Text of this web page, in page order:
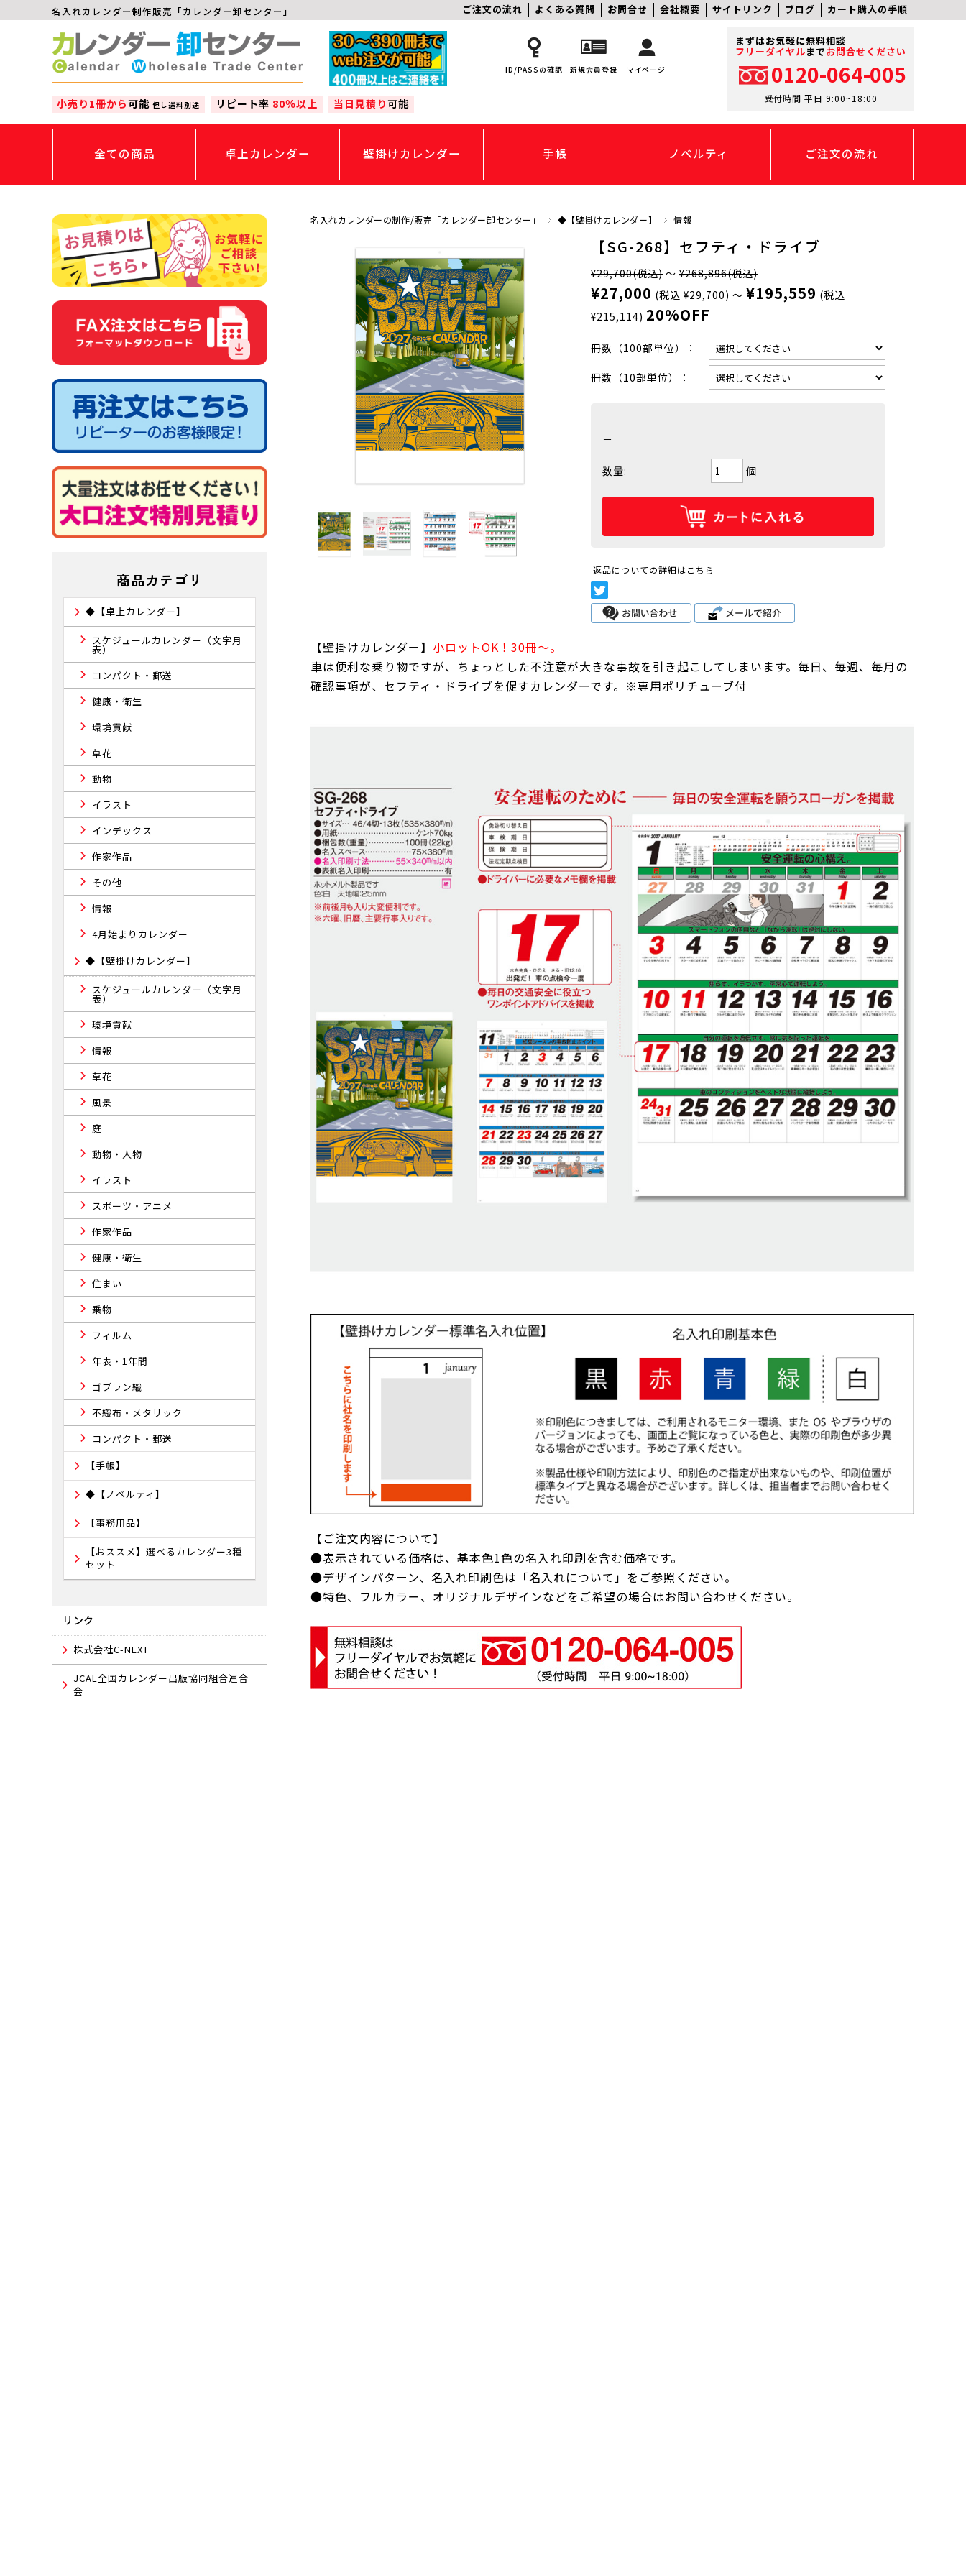
名入れカレンダー制作販売「カレンダー卸センター」 ご注文の流れ よくある質問 お問合せ 会社概要 サイトリンク ブログ カート購入の手順
小売り1冊から可能 但し送料別途 リピート率 80％以上 当日見積り可能
ID/PASSの確認 新規会員登録 マイページ
まずはお気軽に無料相談
フリーダイヤルまでお問合せください
0120-064-005
受付時間 平日 9:00~18:00
全ての商品 卓上カレンダー 壁掛けカレンダー 手帳 ノベルティ ご注文の流れ
名入れカレンダーの制作/販売「カレンダー卸センター」 ◆【壁掛けカレンダー】 情報
【SG-268】セフティ・ドライブ
¥29,700(税込) ～ ¥268,896(税込)
¥27,000 (税込 ¥29,700) ～ ¥195,559 (税込
¥215,114) 20%OFF
冊数（100部単位）：
冊数（10部単位）：
－
－
数量: 個
返品についての詳細はこちら
【壁掛けカレンダー】 小ロットOK！30冊～。
車は便利な乗り物ですが、ちょっとした不注意が大きな事故を引き起こしてしまいます。毎日、毎週、毎月の
確認事項が、セフティ・ドライブを促すカレンダーです。※専用ポリチューブ付
【ご注文内容について】
●表示されている価格は、基本色1色の名入れ印刷を含む価格です。
●デザインパターン、名入れ印刷色は「名入れについて」をご参照ください。
●特色、フルカラー、オリジナルデザインなどをご希望の場合はお問い合わせください。
商品カテゴリ
◆【卓上カレンダー】
スケジュールカレンダー（文字月
表）
コンパクト・郵送
健康・衛生
環境貢献
草花
動物
イラスト
インデックス
作家作品
その他
情報
4月始まりカレンダー
◆【壁掛けカレンダー】
スケジュールカレンダー（文字月
表）
環境貢献
情報
草花
風景
庭
動物・人物
イラスト
スポーツ・アニメ
作家作品
健康・衛生
住まい
乗物
フィルム
年表・1年間
ゴブラン織
不織布・メタリック
コンパクト・郵送
【手帳】
◆【ノベルティ】
【事務用品】
【おススメ】選べるカレンダー3種
セット
リンク
株式会社C-NEXT
JCAL全国カレンダー出版協同組合連合
会